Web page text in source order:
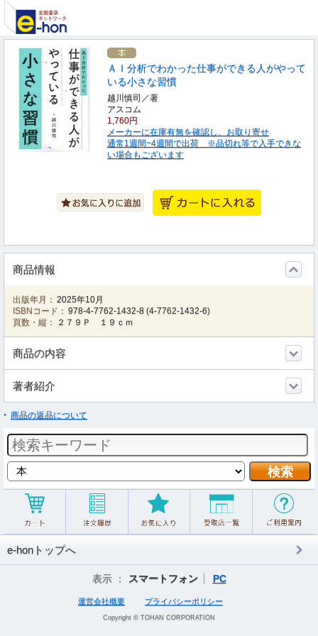
ＡＩ分析でわかった仕事ができる人がやって
いる小さな習慣
越川慎司／著
アスコム
1,760円
メーカーに在庫有無を確認し、お取り寄せ
通常1週間~4週間で出荷 ※品切れ等で入手できな
い場合もございます
商品情報
出版年月： 2025年10月
ISBNコード： 978-4-7762-1432-8 (4-7762-1432-6)
頁数・縦：
２７９Ｐ １９ｃｍ
商品の内容
著者紹介
商品の返品について
e-honトップへ
表示 ： スマートフォン PC
運営会社概要 プライバシーポリシー
Copyright © TOHAN CORPORATION